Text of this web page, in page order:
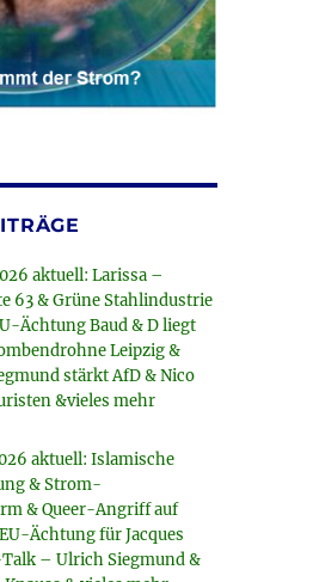
aktuell: Larissa –
63 & Grüne Stahlindustrie
Ächtung Baud & D liegt
Leipzig &
stärkt AfD & Nico
&vieles mehr
aktuell: Islamische
& Strom-
& Queer-Angriff auf
Ächtung für Jacques
– Ulrich Siegmund &